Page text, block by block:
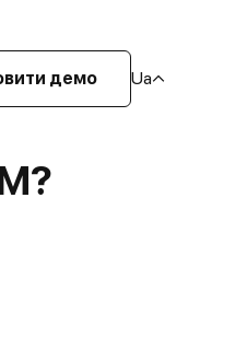
демо Ua